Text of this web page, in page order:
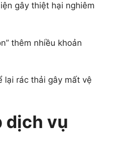
gây thiệt hại nghiêm
thêm nhiều khoản
lại rác thải gây mất vệ
dịch vụ